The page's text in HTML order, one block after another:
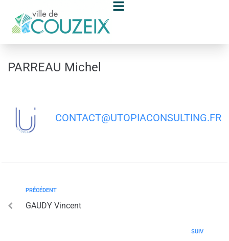
PARREAU Michel
CONTACT@UTOPIACONSULTING.FR
PRÉCÉDENT
GAUDY Vincent
SUIV